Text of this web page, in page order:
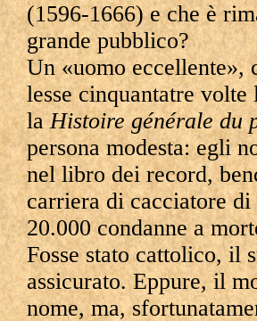
(1596-1666) e che è
grande pubblico?
Un «uomo eccellente»,
lesse cinquantatre
laHistoire générale du
persona modesta: egli
nel libro dei record,
carriera di cacciatore
20.000 condanne a
Fosse stato cattolico, il
assicurato. Eppure, il
nome, ma,